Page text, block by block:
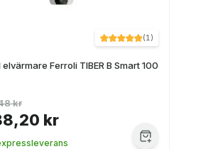
(1)
Ferroli TIBER B Smart 100
kr
kr